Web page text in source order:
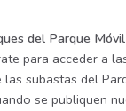
del Parque
para acceder a
subastas del
se publiquen